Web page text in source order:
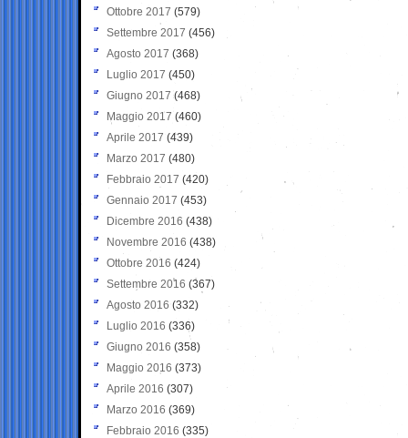
Ottobre 2017 (579)
Settembre 2017 (456)
Agosto 2017 (368)
Luglio 2017 (450)
Giugno 2017 (468)
Maggio 2017 (460)
Aprile 2017 (439)
Marzo 2017 (480)
Febbraio 2017 (420)
Gennaio 2017 (453)
Dicembre 2016 (438)
Novembre 2016 (438)
Ottobre 2016 (424)
Settembre 2016 (367)
Agosto 2016 (332)
Luglio 2016 (336)
Giugno 2016 (358)
Maggio 2016 (373)
Aprile 2016 (307)
Marzo 2016 (369)
Febbraio 2016 (335)